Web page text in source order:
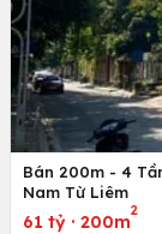
Bán 200m - 4
Nam Từ Liêm
61 tỷ · 200m
2